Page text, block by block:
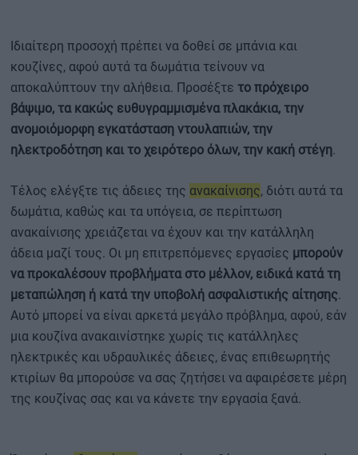
Ιδιαίτερη προσοχή πρέπει να δοθεί σε μπάνια και
κουζίνες, αφού αυτά τα δωμάτια τείνουν να
αποκαλύπτουν την αλήθεια. Προσέξτε το πρόχειρο
βάψιμο, τα κακώς ευθυγραμμισμένα πλακάκια, την
ανομοιόμορφη εγκατάσταση ντουλαπιών, την
ηλεκτροδότηση και το χειρότερο όλων, την κακή στέγη.
Τέλος ελέγξτε τις άδειες της ανακαίνισης, διότι αυτά τα
δωμάτια, καθώς και τα υπόγεια, σε περίπτωση
ανακαίνισης χρειάζεται να έχουν και την κατάλληλη
άδεια μαζί τους. Οι μη επιτρεπόμενες εργασίες μπορούν
να προκαλέσουν προβλήματα στο μέλλον, ειδικά κατά τη
μεταπώληση ή κατά την υποβολή ασφαλιστικής αίτησης.
Αυτό μπορεί να είναι αρκετά μεγάλο πρόβλημα, αφού, εάν
μια κουζίνα ανακαινίστηκε χωρίς τις κατάλληλες
ηλεκτρικές και υδραυλικές άδειες, ένας επιθεωρητής
κτιρίων θα μπορούσε να σας ζητήσει να αφαιρέσετε μέρη
της κουζίνας σας και να κάνετε την εργασία ξανά.